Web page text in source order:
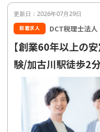
ソフトへ
顧問先企
１日のス
９：００
出勤
９：００～
業務内
お客様
会計ソ
お客様訪
更新日：2026年07月29日
新着求人 DCT税理士法人
【創業60年以上の
験/加古川駅徒歩2